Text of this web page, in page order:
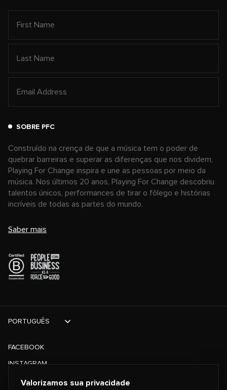
SOBRE PFC
Construído na crença de que a música tem o poder de
quebrar barreiras e superar as diferenças que nos dividem,
Playing For Change inspira e une as pessoas por meio da
música. Nos últimos 20 anos, Playing For Change descobriu
talentos únicos, performances de tirar o fôlego e histórias
incríveis de todas as partes do mundo.
Saber mais
FACEBOOK
INSTAGRAM
TIKTOK
PORTUGUÊS
Valorizamos sua privacidade